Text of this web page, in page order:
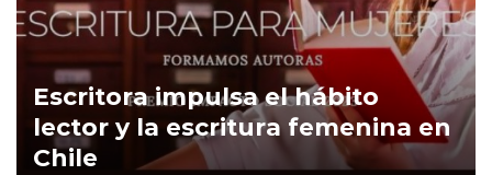
Escritora impulsa el hábito
lector y la escritura femenina en
Chile